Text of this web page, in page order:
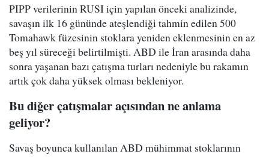
PIPP verilerinin RUSI için yapılan önceki analizinde,
savaşın ilk 16 gününde ateşlendiği tahmin edilen 500
Tomahawk füzesinin stoklara yeniden eklenmesinin en az
beş yıl süreceği belirtilmişti. ABD ile İran arasında daha
sonra yaşanan bazı çatışma turları nedeniyle bu rakamın
artık çok daha yüksek olması bekleniyor.
Bu diğer çatışmalar açısından ne anlama
geliyor?
Savaş boyunca kullanılan ABD mühimmat stoklarının